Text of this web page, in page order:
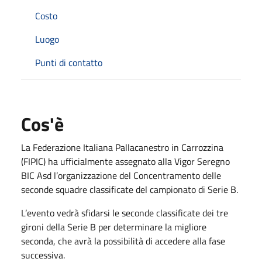
Costo
Luogo
Punti di contatto
Cos'è
La Federazione Italiana Pallacanestro in Carrozzina
(FIPIC) ha ufficialmente assegnato alla Vigor Seregno
BIC Asd l’organizzazione del Concentramento delle
seconde squadre classificate del campionato di Serie B.
L’evento vedrà sfidarsi le seconde classificate dei tre
gironi della Serie B per determinare la migliore
seconda, che avrà la possibilità di accedere alla fase
successiva.